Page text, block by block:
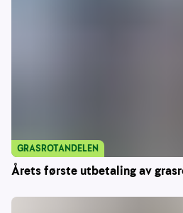
Årets første utbetaling av
GRASROTANDELEN